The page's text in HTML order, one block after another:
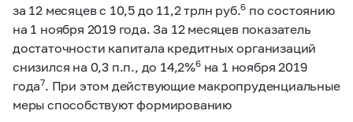
за 12 месяцев с 10,5 до 11,2 трлн руб.6 по состоянию
на 1 ноября 2019 года. За 12 месяцев показатель
достаточности капитала кредитных организаций
снизился на 0,3 п.п., до 14,2%6на 1 ноября 2019
года7. При этом действующие макропруденциальные
меры способствуют формированию